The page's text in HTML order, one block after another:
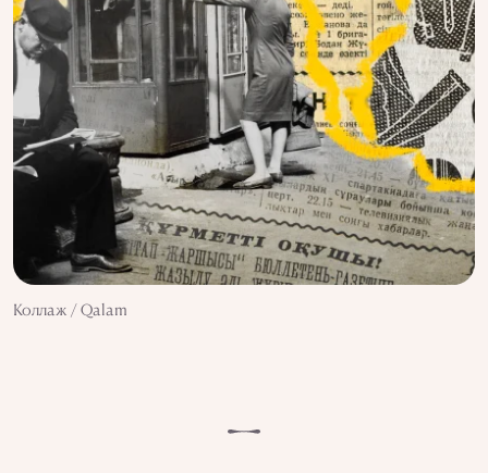
Коллаж / Qalam